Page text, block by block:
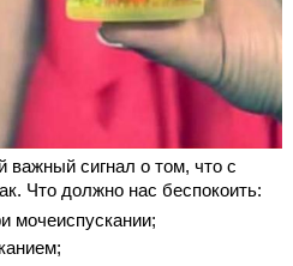
сигнал о том, что с
Что должно нас беспокоить:
мочеиспускании;